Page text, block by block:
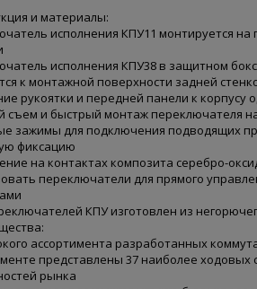
и материалы:
исполнения КПУ11 монтируется
исполнения КПУ38 в защитном
к монтажной поверхности задней
рукоятки и передней панели к корпусу
съем и быстрый монтаж переключателя
зажимы для подключения подводящих
фиксацию
на контактах композита серебро-
переключатели для прямого
КПУ изготовлен из
ассортимента разработанных
представлены 37 наиболее
рынка